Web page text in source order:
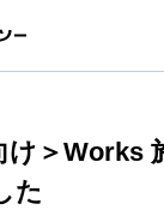
け＞Works
た